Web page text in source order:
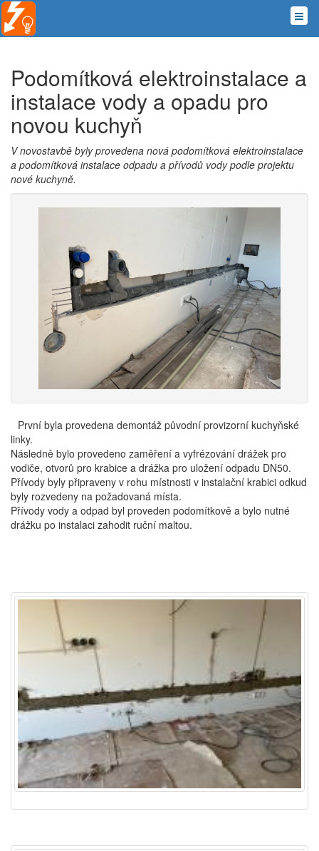
Podomítková elektroinstalace a
instalace vody a opadu pro
novou kuchyň
V novostavbě byly provedena nová podomítková elektroinstalace
a podomítková instalace odpadu a přívodů vody podle projektu
nové kuchyně.
První byla provedena demontáž původní provizorní kuchyňské
linky.
Následně bylo provedeno zaměření a vyfrézování drážek pro
vodiče, otvorů pro krabice a drážka pro uložení odpadu DN50.
Přívody byly připraveny v rohu místnosti v instalační krabici odkud
byly rozvedeny na požadovaná místa.
Přívody vody a odpad byl proveden podomítkově a bylo nutné
drážku po instalaci zahodit ruční maltou.